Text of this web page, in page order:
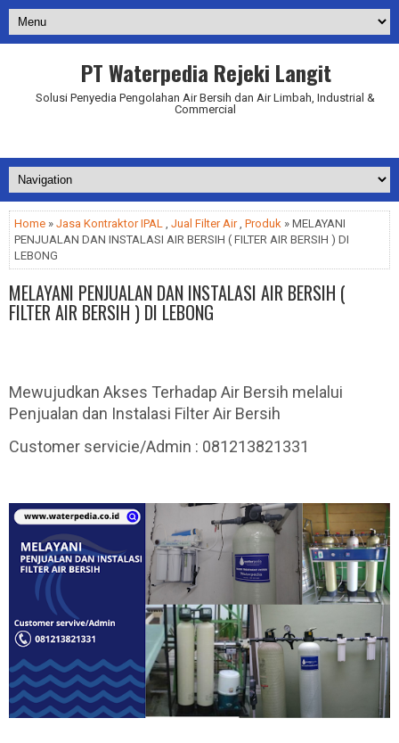
PT Waterpedia Rejeki Langit
Solusi Penyedia Pengolahan Air Bersih dan Air Limbah, Industrial &
Commercial
Home » Jasa Kontraktor IPAL , Jual Filter Air, Produk » MELAYANI
PENJUALAN DAN INSTALASI AIR BERSIH ( FILTER AIR BERSIH ) DI
LEBONG
MELAYANI PENJUALAN DAN INSTALASI AIR BERSIH (
FILTER AIR BERSIH ) DI LEBONG
Mewujudkan Akses Terhadap Air Bersih melalui
Penjualan dan Instalasi Filter Air Bersih
Customer servicie/Admin : 081213821331